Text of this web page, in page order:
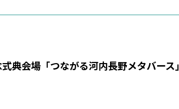
典会場「つながる河内長野メタバース」